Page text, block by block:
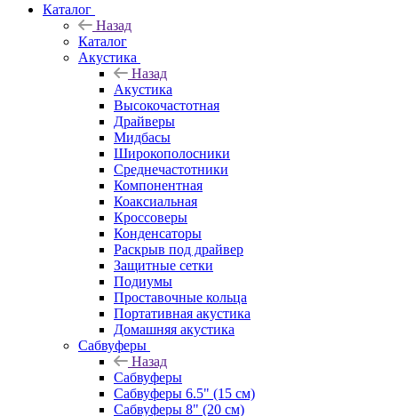
Каталог
Назад
Каталог
Акустика
Назад
Акустика
Высокочастотная
Драйверы
Мидбасы
Широкополосники
Среднечастотники
Компонентная
Коаксиальная
Кроссоверы
Конденсаторы
Раскрыв под драйвер
Защитные сетки
Подиумы
Проставочные кольца
Портативная акустика
Домашняя акустика
Сабвуферы
Назад
Сабвуферы
Сабвуферы 6.5" (15 см)
Сабвуферы 8" (20 см)